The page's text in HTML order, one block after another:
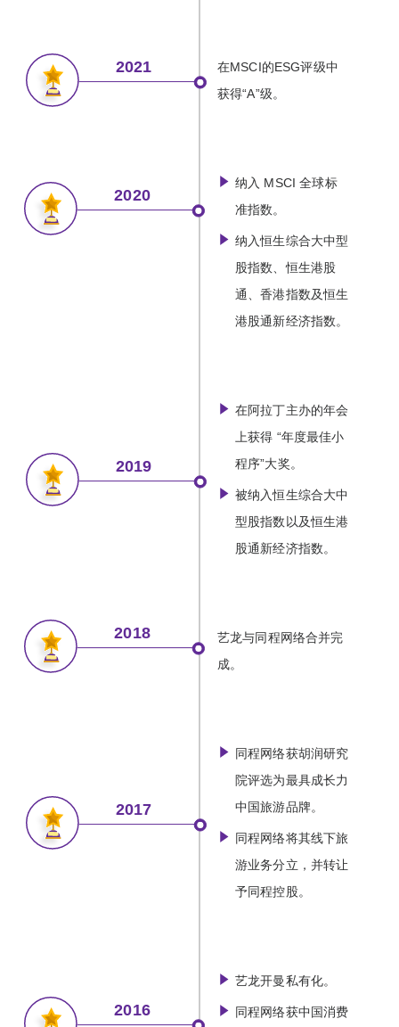
在MSCI的ESG评级中
获得“A”级。
2021
纳入 MSCI 全球标
准指数。
纳入恒生综合大中型
股指数、恒生港股
通、香港指数及恒生
港股通新经济指数。
2020
在阿拉丁主办的年会
上获得 “年度最佳小
程序”大奖。
被纳入恒生综合大中
型股指数以及恒生港
股通新经济指数。
2019
艺龙与同程网络合并完
成。
2018
同程网络获胡润研究
院评选为最具成长力
中国旅游品牌。
同程网络将其线下旅
游业务分立，并转让
予同程控股。
2017
艺龙开曼私有化。
同程网络获中国消费
2016